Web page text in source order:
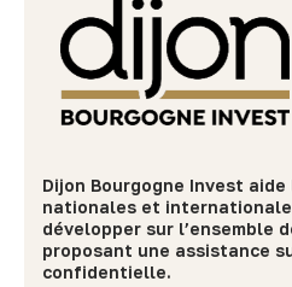
Dijon Bourgogne Invest
nationales et
développer sur l’ensemble
proposant une assistance
confidentielle.